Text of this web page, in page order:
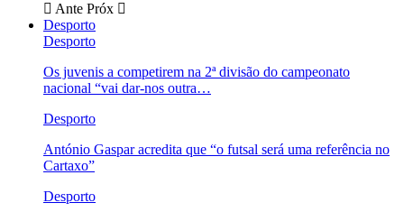
Ante Próx
Desporto
Desporto
Os juvenis a competirem na 2ª divisão do campeonato
nacional “vai dar-nos outra…
Desporto
António Gaspar acredita que “o futsal será uma referência no
Cartaxo”
Desporto